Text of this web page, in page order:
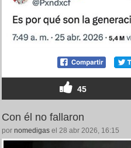
45
Con él no fallaron
por nomedigas el 28 abr 2026, 16:15